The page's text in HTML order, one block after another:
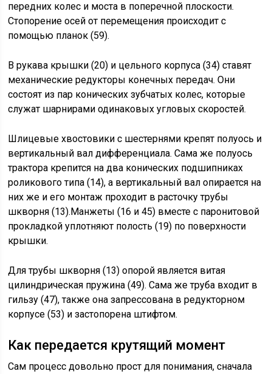
передних колес и моста в поперечной плоскости.
Стопорение осей от перемещения происходит с
помощью планок (59).
В рукава крышки (20) и цельного корпуса (34) ставят
механические редукторы конечных передач. Они
состоят из пар конических зубчатых колес, которые
служат шарнирами одинаковых угловых скоростей.
Шлицевые хвостовики с шестернями крепят полуось и
вертикальный вал дифференциала. Сама же полуось
трактора крепится на два конических подшипниках
роликового типа (14), а вертикальный вал опирается на
них же и его монтаж проходит в расточку трубы
шкворня (13).Манжеты (16 и 45) вместе с паронитовой
прокладкой уплотняют полость (19) по поверхности
крышки.
Для трубы шкворня (13) опорой является витая
цилиндрическая пружина (49). Сама же труба входит в
гильзу (47), также она запрессована в редукторном
корпусе (53) и застопорена штифтом.
Как передается крутящий момент
Сам процесс довольно прост для понимания, сначала